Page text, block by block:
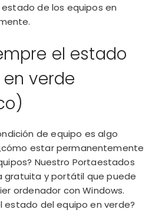
de los equipos en
el estado
verde
de equipo es algo
estar permanentemente
Nuestro Portaestados
gratuita y portátil que puede
ordenador con Windows.
estado del equipo en verde?